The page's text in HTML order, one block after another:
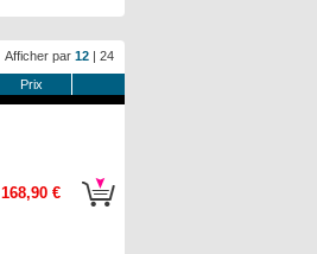
Afficher par 12 | 24
Prix
168,90 €